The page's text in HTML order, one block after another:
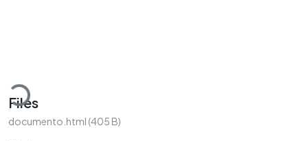
Files
documento.html (405 B)